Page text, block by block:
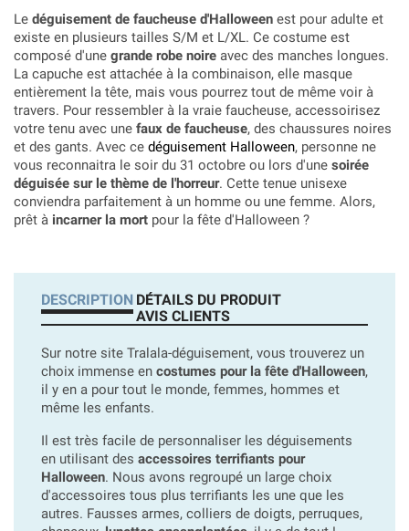
Le déguisement de faucheuse d'Halloween est pour adulte et
existe en plusieurs tailles S/M et L/XL. Ce costume est
composé d'une grande robe noire avec des manches longues.
La capuche est attachée à la combinaison, elle masque
entièrement la tête, mais vous pourrez tout de même voir à
travers. Pour ressembler à la vraie faucheuse, accessoirisez
votre tenu avec une faux de faucheuse, des chaussures noires
et des gants. Avec ce déguisement Halloween, personne ne
vous reconnaitra le soir du 31 octobre ou lors d'une soirée
déguisée sur le thème de l'horreur. Cette tenue unisexe
conviendra parfaitement à un homme ou une femme. Alors,
prêt à incarner la mort pour la fête d'Halloween ?
DESCRIPTION DÉTAILS DU PRODUIT
AVIS CLIENTS
Sur notre site Tralala-déguisement, vous trouverez un
choix immense en costumes pour la fête d'Halloween,
il y en a pour tout le monde, femmes, hommes et
même les enfants.
Il est très facile de personnaliser les déguisements
en utilisant des accessoires terrifiants pour
Halloween. Nous avons regroupé un large choix
d'accessoires tous plus terrifiants les une que les
autres. Fausses armes, colliers de doigts, perruques,